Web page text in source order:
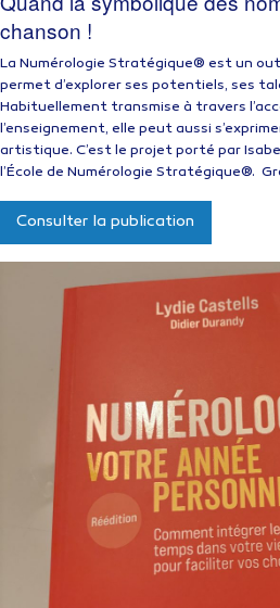
chanson !
La Numérologie Stratégique® est un
permet d’explorer ses potentiels, ses
Habituellement transmise à travers
l’enseignement, elle peut aussi
artistique. C’est le projet porté par
l’École de Numérologie Stratégique®.
Consulter la publication